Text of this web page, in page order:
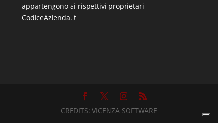
appartengono ai rispettivi proprietari
CodiceAzienda.it
CREDITS: VICENZA SOFTWARE